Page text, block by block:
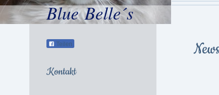
Blue Belle´s
Teilen
Kontakt